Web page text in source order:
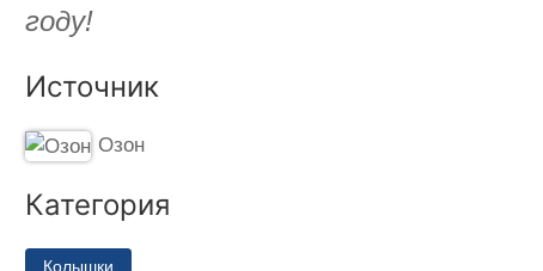
году!
Источник
Озон
Категория
Колышки